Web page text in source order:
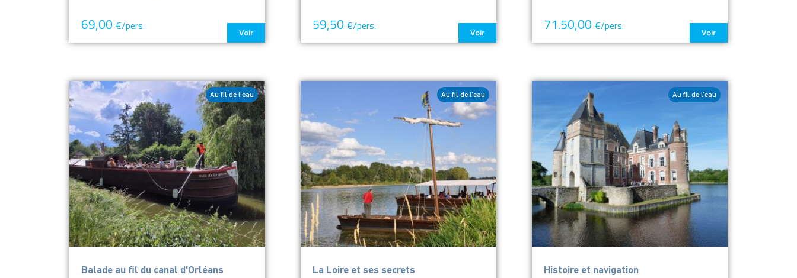
69,00 €/pers.
Voir 59,50 €/pers.
Voir 71.50,00 €/pers.
Voir
Balade au fil du canal d'Orléans
Au fil de l’eau
La Loire et ses secrets
Au fil de l’eau
Histoire et navigation
Au fil de l’eau